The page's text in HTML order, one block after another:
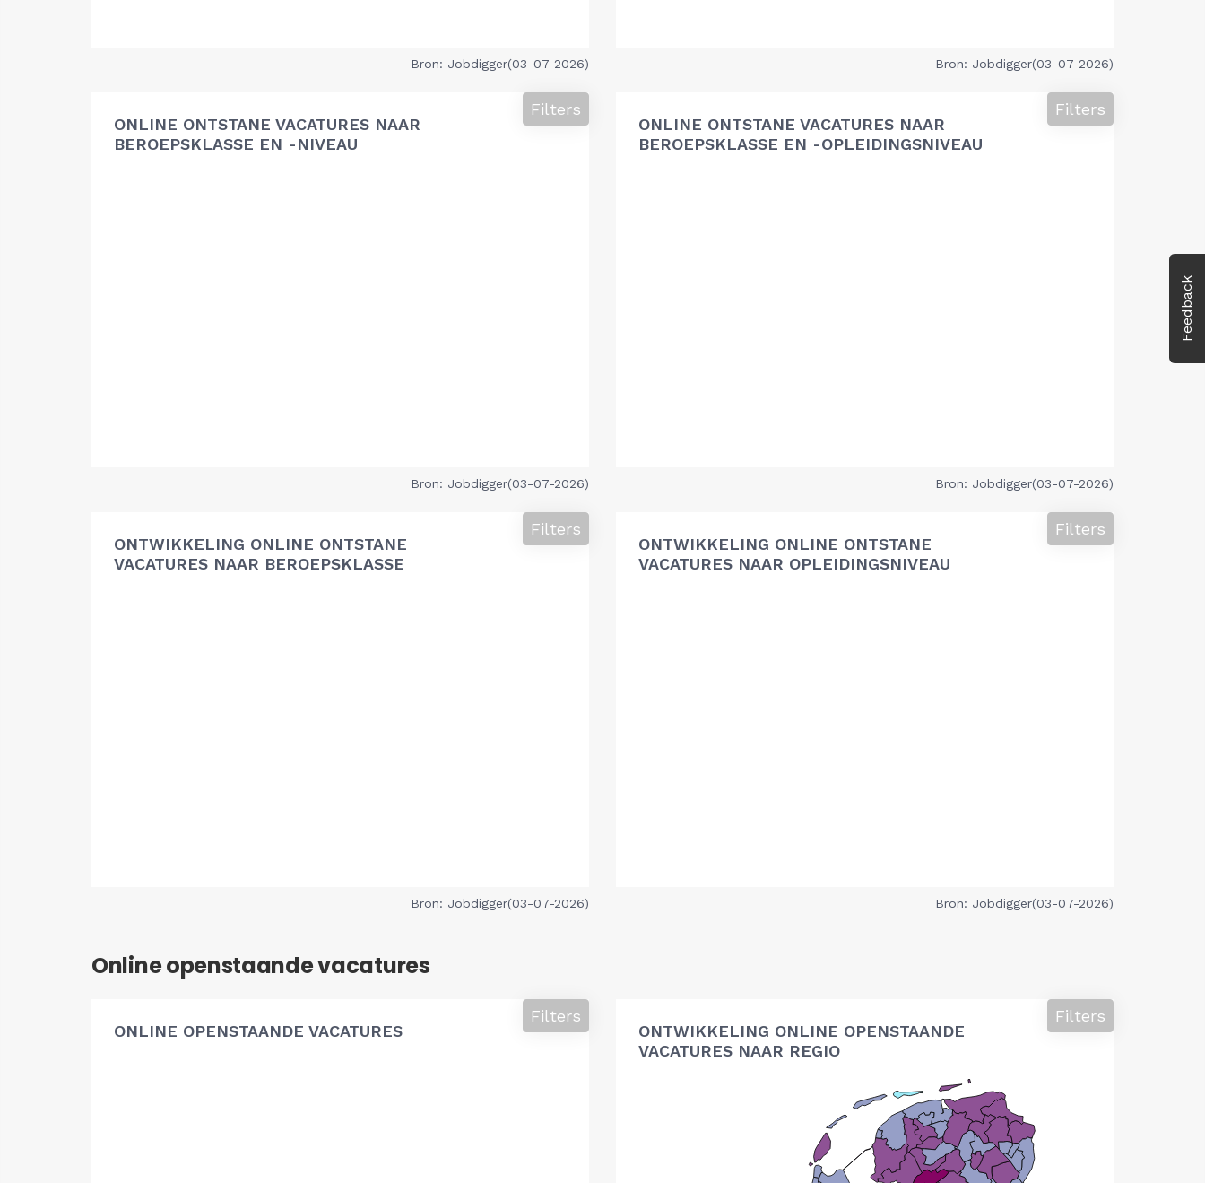
Feedback
Bron: Jobdigger(03-07-2026) Bron: Jobdigger(03-07-2026)
ONLINE ONTSTANE VACATURES NAAR
BEROEPSKLASSE EN -NIVEAU
Filters
Bron: Jobdigger(03-07-2026)
ONLINE ONTSTANE VACATURES NAAR
BEROEPSKLASSE EN -OPLEIDINGSNIVEAU
Filters
Bron: Jobdigger(03-07-2026)
ONTWIKKELING ONLINE ONTSTANE
VACATURES NAAR BEROEPSKLASSE
Filters
Bron: Jobdigger(03-07-2026)
ONTWIKKELING ONLINE ONTSTANE
VACATURES NAAR OPLEIDINGSNIVEAU
Filters
Bron: Jobdigger(03-07-2026)
Online openstaande vacatures
ONLINE OPENSTAANDE VACATURES
Filters
ONTWIKKELING ONLINE OPENSTAANDE
VACATURES NAAR REGIO
Filters